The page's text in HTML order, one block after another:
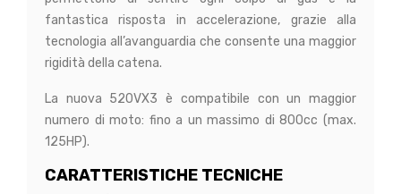
fantastica risposta in accelerazione, grazie alla
tecnologia all’avanguardia che consente una maggior
rigidità della catena.
La nuova 520VX3 è compatibile con un maggior
numero di moto: fino a un massimo di 800cc (max.
125HP).
CARATTERISTICHE TECNICHE